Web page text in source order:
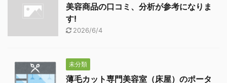
美容商品の口コミ、分析が参考になりま
す!
2026/6/4
未分類
薄毛カット専門美容室（床屋）のポータ